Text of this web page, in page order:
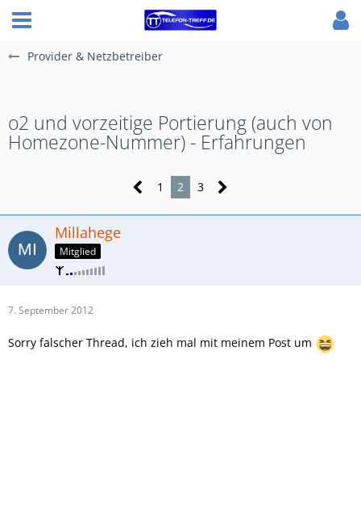
Provider & Netzbetreiber
o2 und vorzeitige Portierung (auch von
Homezone-Nummer) - Erfahrungen
1 2 3
Millahege
Mitglied
7. September 2012
Sorry falscher Thread, ich zieh mal mit meinem Post um